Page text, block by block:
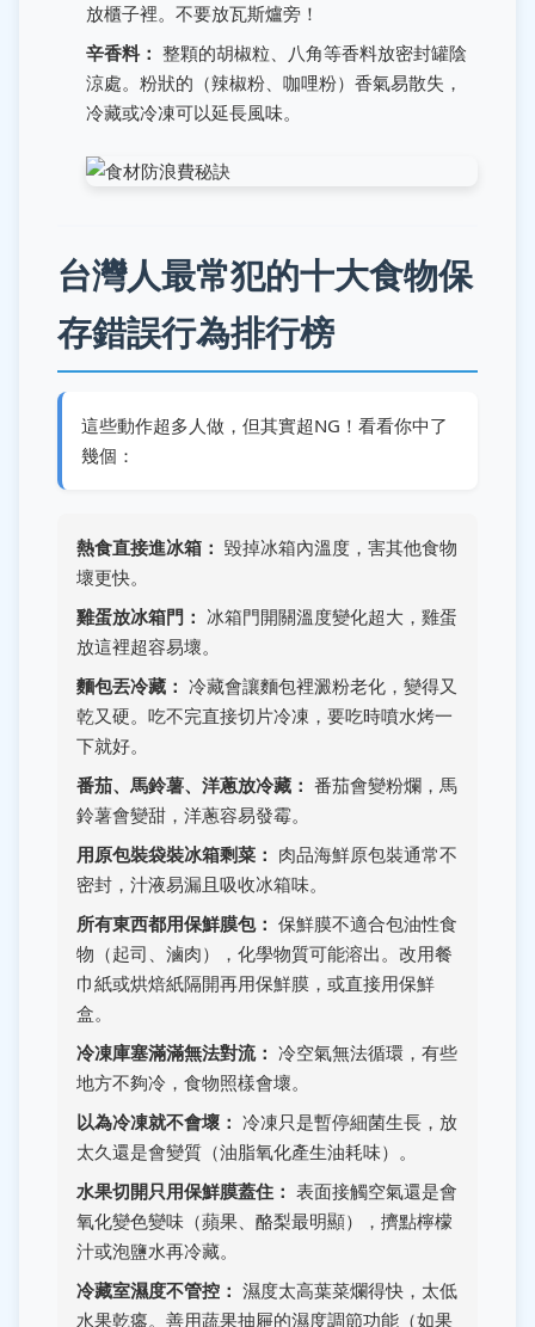
放櫃子裡。不要放瓦斯爐旁！
辛香料： 整顆的胡椒粒、八角等香料放密封罐陰
涼處。粉狀的（辣椒粉、咖哩粉）香氣易散失，
冷藏或冷凍可以延長風味。
台灣人最常犯的十大食物保
存錯誤行為排行榜
這些動作超多人做，但其實超NG！看看你中了
幾個：
熱食直接進冰箱： 毀掉冰箱內溫度，害其他食物
壞更快。
雞蛋放冰箱門： 冰箱門開關溫度變化超大，雞蛋
放這裡超容易壞。
麵包丟冷藏： 冷藏會讓麵包裡澱粉老化，變得又
乾又硬。吃不完直接切片冷凍，要吃時噴水烤一
下就好。
番茄、馬鈴薯、洋蔥放冷藏： 番茄會變粉爛，馬
鈴薯會變甜，洋蔥容易發霉。
用原包裝袋裝冰箱剩菜： 肉品海鮮原包裝通常不
密封，汁液易漏且吸收冰箱味。
所有東西都用保鮮膜包： 保鮮膜不適合包油性食
物（起司、滷肉），化學物質可能溶出。改用餐
巾紙或烘焙紙隔開再用保鮮膜，或直接用保鮮
盒。
冷凍庫塞滿滿無法對流： 冷空氣無法循環，有些
地方不夠冷，食物照樣會壞。
以為冷凍就不會壞： 冷凍只是暫停細菌生長，放
太久還是會變質（油脂氧化產生油耗味）。
水果切開只用保鮮膜蓋住： 表面接觸空氣還是會
氧化變色變味（蘋果、酪梨最明顯），擠點檸檬
汁或泡鹽水再冷藏。
冷藏室濕度不管控： 濕度太高葉菜爛得快，太低
水果乾癟。善用蔬果抽屜的濕度調節功能（如果